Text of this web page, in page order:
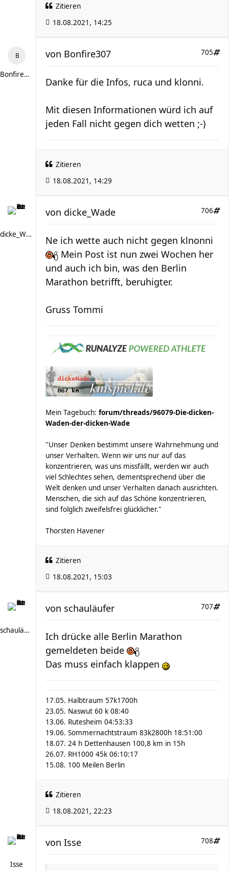
Zitieren
18.08.2021, 14:25
Bonfire307
705
von Bonfire307
Danke für die Infos, ruca und klonni.
Mit diesen Informationen würd ich auf
jeden Fall nicht gegen dich wetten ;-)
Zitieren
18.08.2021, 14:29
dicke_Wade
706
von dicke_Wade
Ne ich wette auch nicht gegen klnonni
Mein Post ist nun zwei Wochen her
und auch ich bin, was den Berlin
Marathon betrifft, beruhigter.
Gruss Tommi
Mein Tagebuch: forum/threads/96079-Die-dicken-
Waden-der-dicken-Wade
"Unser Denken bestimmt unsere Wahrnehmung und
unser Verhalten. Wenn wir uns nur auf das
konzentrieren, was uns missfällt, werden wir auch
viel Schlechtes sehen, dementsprechend über die
Welt denken und unser Verhalten danach ausrichten.
Menschen, die sich auf das Schöne konzentrieren,
sind folglich zweifelsfrei glücklicher."
Thorsten Havener
Zitieren
18.08.2021, 15:03
schauläufer
707
von schauläufer
Ich drücke alle Berlin Marathon
gemeldeten beide
Das muss einfach klappen
17.05. Halbtraum 57k1700h
23.05. Naswut 60 k 08:40
13.06. Rutesheim 04:53:33
19.06. Sommernachtstraum 83k2800h 18:51:00
18.07. 24 h Dettenhausen 100,8 km in 15h
26.07. RH1000 45k 06:10:17
15.08. 100 Meilen Berlin
Zitieren
18.08.2021, 22:23
Isse
708
von Isse